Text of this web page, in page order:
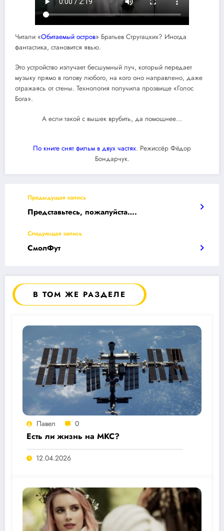
Читали «Обитаемый остров» Братьев Стругацких? Иногда
фантастика, становится явью.
Это устройство излучает бесшумный луч, который передает
музыку прямо в голову любого, на кого оно направлено, даже
отражаясь от стены. Технология получила прозвище «Голос
Бога».
А если такой с вышек врубить, да помощнее…
По книге снят фильм в двух частях. Режиссёр Фёдор
Бондарчук.
Предыдущая запись
Представьтесь, пожалуйста….
Следующая запись
СмолФут
В ТОМ ЖЕ РАЗДЕЛЕ
Павел 0
Есть ли жизнь на МКС?
12.04.2026